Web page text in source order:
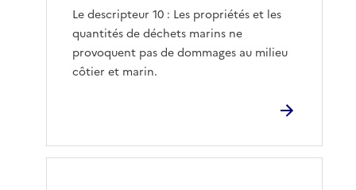
Le descripteur 10 : Les propriétés et les
quantités de déchets marins ne
provoquent pas de dommages au milieu
côtier et marin.